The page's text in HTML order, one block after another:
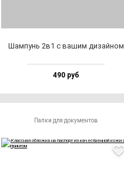
Шам­пунь 2в1 с ва­шим ди­зай­ном
490 руб
Папки для документов